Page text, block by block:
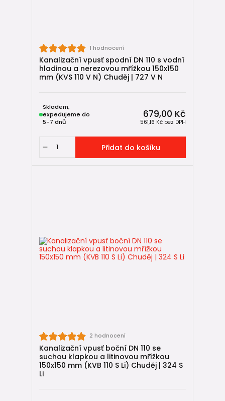
1 hodnocení
Kanalizační vpusť spodní DN 110 s vodní
hladinou a nerezovou mřížkou 150x150
mm (KVS 110 V N) Chuděj | 727 V N
679,00 Kč
561,16 Kč bez DPH
Skladem,
expedujeme do
5-7 dnů
Přidat do košíku
2 hodnocení
Kanalizační vpusť boční DN 110 se
suchou klapkou a litinovou mřížkou
150x150 mm (KVB 110 S Li) Chuděj | 324 S
Li